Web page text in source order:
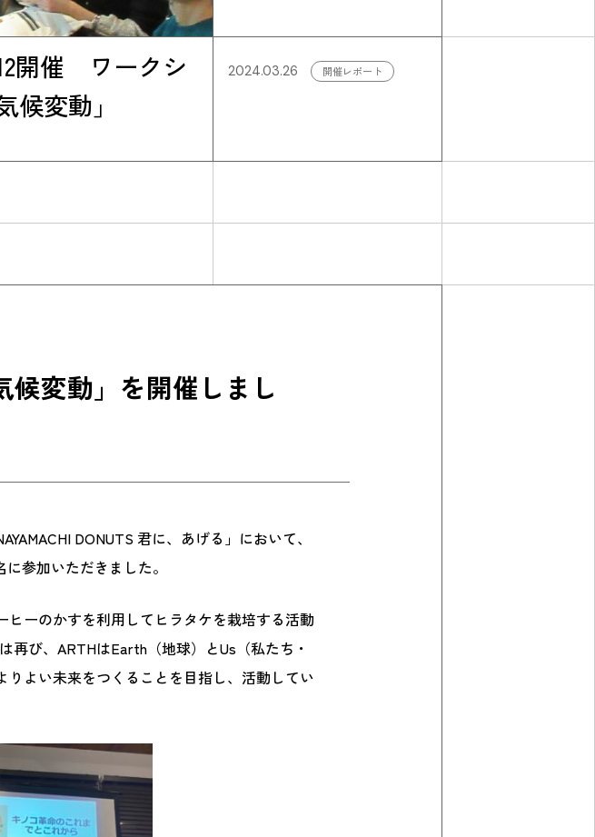
開催 ワークシ
候変動」
2024.03.26 開催レポート
候変動」を開催しまし
DONUTS 君に、あげる」において、
参加いただきました。
ーのかすを利用してヒラタケを栽培する活動
再び、ARTHはEarth（地球）とUs（私たち・
よい未来をつくることを目指し、活動してい